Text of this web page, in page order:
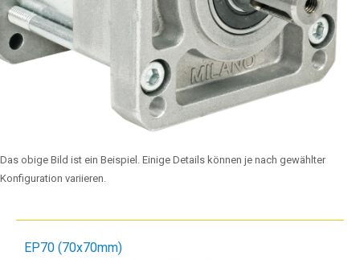
Das obige Bild ist ein Beispiel. Einige Details können je nach gewählter
Konfiguration variieren.
EP70 (70x70mm)